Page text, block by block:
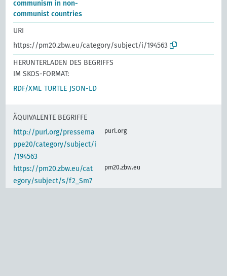
communism in non-
communist countries
URI
https://pm20.zbw.eu/category/subject/i/194563
HERUNTERLADEN DES BEGRIFFS
IM SKOS-FORMAT:
RDF/XML TURTLE JSON-LD
ÄQUIVALENTE BEGRIFFE
http://purl.org/pressema
ppe20/category/subject/i
/194563
purl.org
https://pm20.zbw.eu/cat
egory/subject/s/f2_Sm7
pm20.zbw.eu